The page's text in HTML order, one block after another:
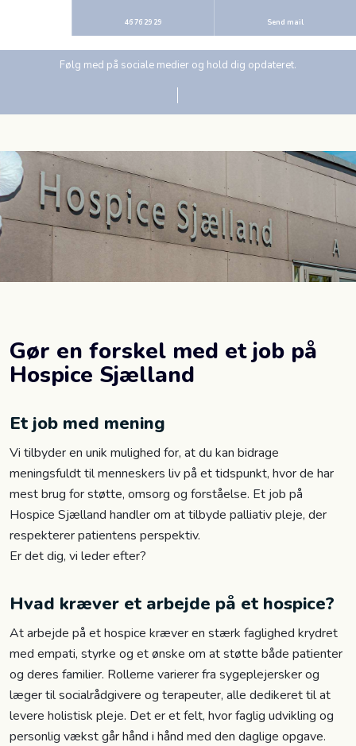
46 76 29 29 Send mail
Følg med på sociale medier og hold dig opdateret.
Gør en forskel med et job på
Hospice Sjælland
Et job med mening
Vi tilbyder en unik mulighed for, at du kan bidrage
meningsfuldt til menneskers liv på et tidspunkt, hvor de har
mest brug for støtte, omsorg og forståelse. Et job på
Hospice Sjælland handler om at tilbyde palliativ pleje, der
respekterer patientens perspektiv.
Er det dig, vi leder efter?
Hvad kræver et arbejde på et hospice?
At arbejde på et hospice kræver en stærk faglighed krydret
med empati, styrke og et ønske om at støtte både patienter
og deres familier. Rollerne varierer fra sygeplejersker og
læger til socialrådgivere og terapeuter, alle dedikeret til at
levere holistisk pleje. Det er et felt, hvor faglig udvikling og
personlig vækst går hånd i hånd med den daglige opgave.